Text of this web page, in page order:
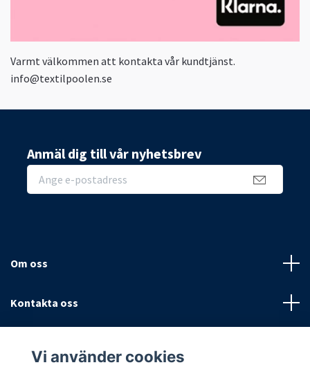
Varmt välkommen att kontakta vår kundtjänst.
info@textilpoolen.se
Anmäl dig till vår nyhetsbrev
Om oss
Kontakta oss
Vi använder cookies